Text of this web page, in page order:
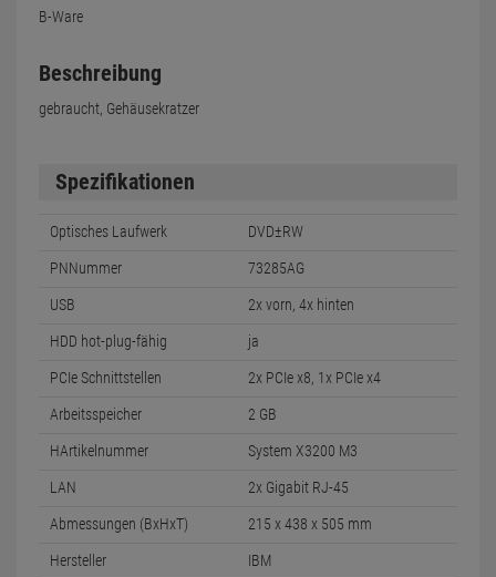
B-Ware
Beschreibung
gebraucht, Gehäusekratzer
Spezifikationen
Optisches Laufwerk DVD±RW
PNNummer 73285AG
USB 2x vorn, 4x hinten
HDD hot-plug-fähig ja
PCIe Schnittstellen 2x PCIe x8, 1x PCIe x4
Arbeitsspeicher 2 GB
HArtikelnummer System X3200 M3
LAN 2x Gigabit RJ-45
Abmessungen (BxHxT) 215 x 438 x 505 mm
Hersteller IBM